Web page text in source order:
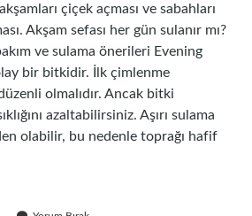
çiçek açması ve sabahları
Akşam sefası her gün sulanır mı?
ve sulama önerileri Evening
bir bitkidir. İlk çimlenme
olmalıdır. Ancak bitki
azaltabilirsiniz. Aşırı sulama
olabilir, bu nedenle toprağı hafif